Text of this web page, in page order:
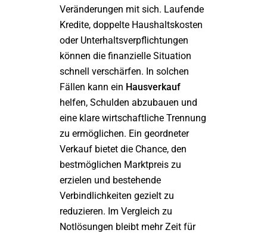
Veränderungen mit sich. Laufende
Kredite, doppelte Haushaltskosten
oder Unterhaltsverpflichtungen
können die finanzielle Situation
schnell verschärfen. In solchen
Fällen kann ein Hausverkauf
helfen, Schulden abzubauen und
eine klare wirtschaftliche Trennung
zu ermöglichen. Ein geordneter
Verkauf bietet die Chance, den
bestmöglichen Marktpreis zu
erzielen und bestehende
Verbindlichkeiten gezielt zu
reduzieren. Im Vergleich zu
Notlösungen bleibt mehr Zeit für